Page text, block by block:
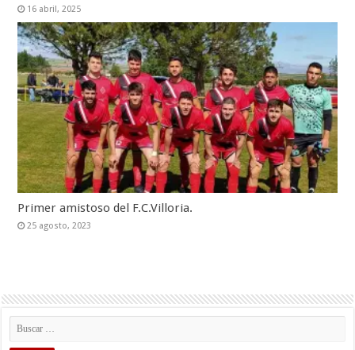
16 abril, 2025
Primer amistoso del F.C.Villoria.
25 agosto, 2023